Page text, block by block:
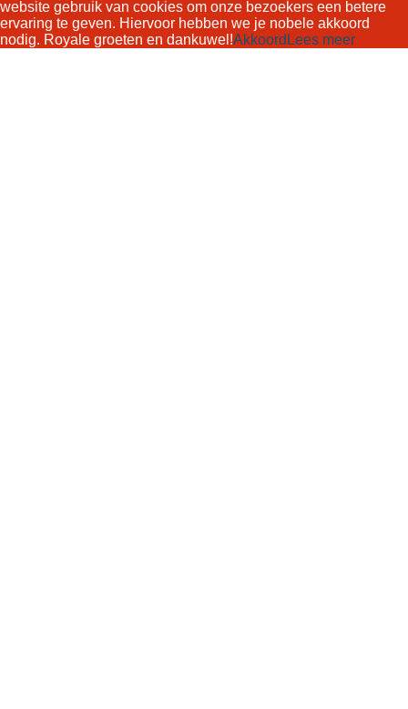
website gebruik van cookies om onze bezoekers een betere
ervaring te geven. Hiervoor hebben we je nobele akkoord
nodig. Royale groeten en dankuwel!Akkoord Lees meer